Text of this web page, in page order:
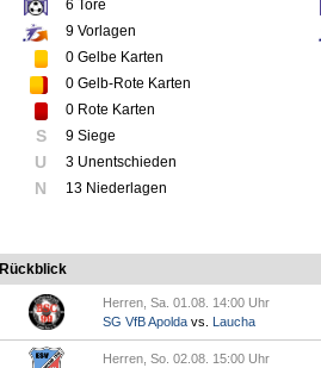
6 Tore
9 Vorlagen
0 Gelbe Karten
0 Gelb-Rote Karten
0 Rote Karten
S 9 Siege
U 3 Unentschieden
N 13 Niederlagen
Rückblick
Herren, Sa. 01.08. 14:00 Uhr
SG VfB Apolda vs. Laucha
Herren, So. 02.08. 15:00 Uhr